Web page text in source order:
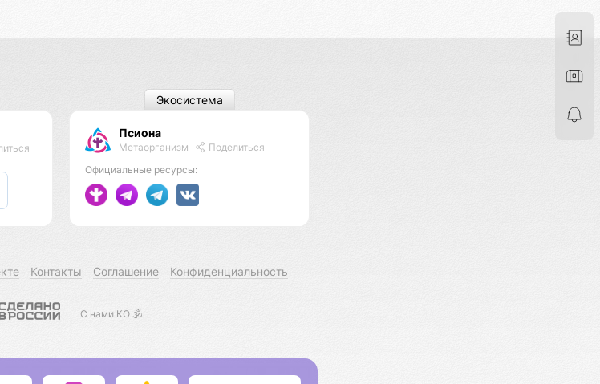
Псиона
Метаорганизм
Поделиться
Официальные ресурсы:
Экосистема
Контакты Соглашение Конфиденциальность
С нами КО 🕉️